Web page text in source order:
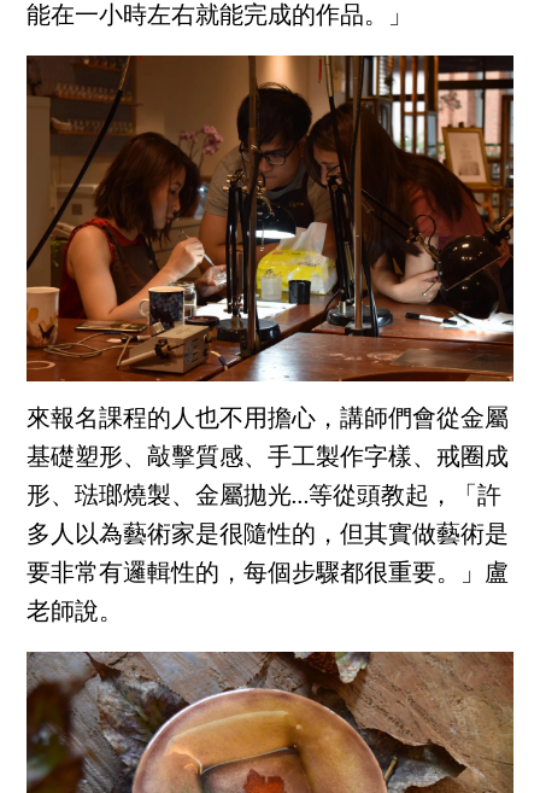
能在一小時左右就能完成的作品。」
來報名課程的人也不用擔心，講師們會從金屬
基礎塑形、敲擊質感、手工製作字樣、戒圈成
形、琺瑯燒製、金屬拋光…等從頭教起，「許
多人以為藝術家是很隨性的，但其實做藝術是
要非常有邏輯性的，每個步驟都很重要。」盧
老師說。